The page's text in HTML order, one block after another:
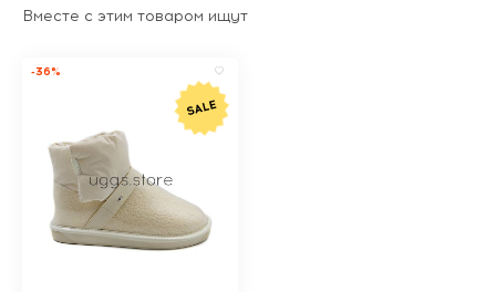
Вместе с этим товаром ищут
-36%